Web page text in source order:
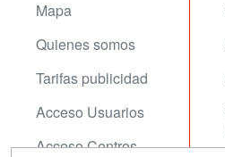
Mapa
Quienes somos
Tarifas publicidad
Acceso Usuarios
Acceso Centros